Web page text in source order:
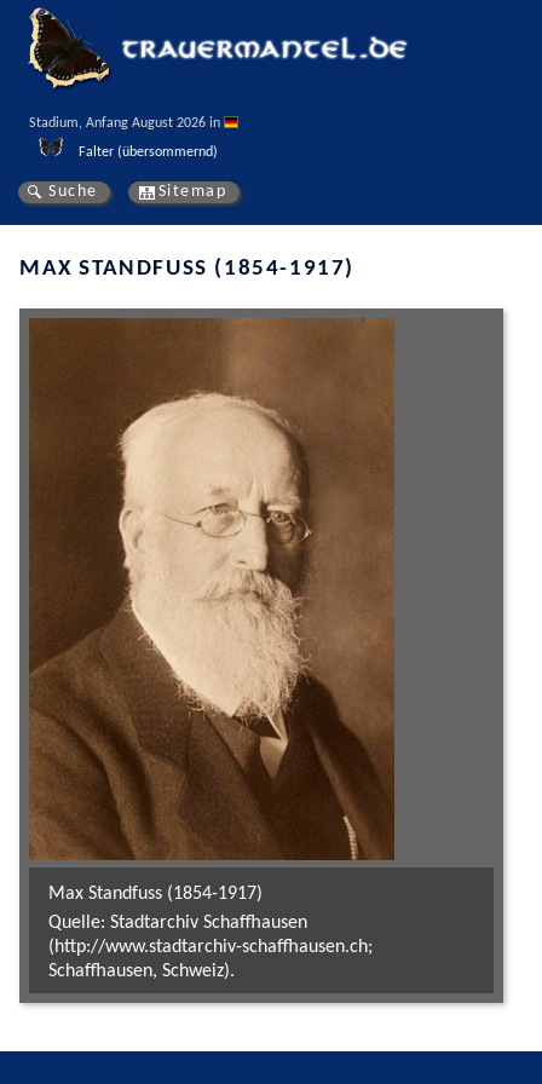
Stadium, Anfang August 2026 in
Falter (übersommernd)
Suche Sitemap
MAX STANDFUSS (1854-1917)
Max Standfuss (1854-1917)
Quelle: Stadtarchiv Schaffhausen
(http://www.stadtarchiv-schaffhausen.ch;
Schaffhausen, Schweiz).